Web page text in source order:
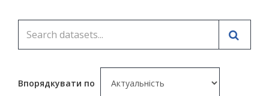
Впорядкувати по